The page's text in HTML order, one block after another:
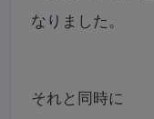
なりました。
それと同時に